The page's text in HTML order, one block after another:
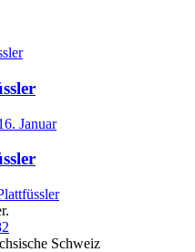
Januar
Schweiz